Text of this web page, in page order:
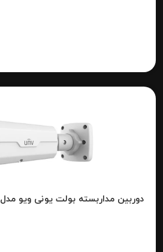
دوربین مداربسته بولت یونی ویو مدلIPC2328SB-ADZK-I0